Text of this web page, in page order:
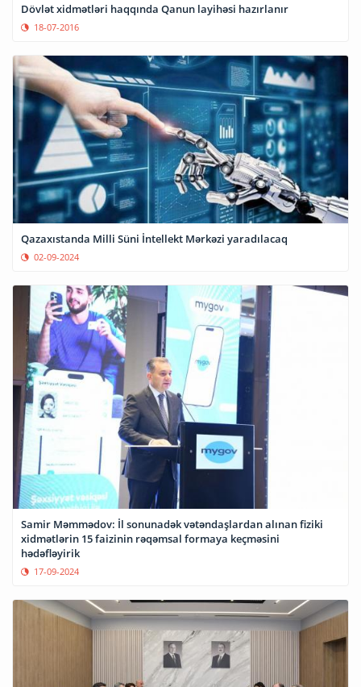
Dövlət xidmətləri haqqında Qanun layihəsi hazırlanır
18-07-2016
Qazaxıstanda Milli Süni İntellekt Mərkəzi yaradılacaq
02-09-2024
Samir Məmmədov: İl sonunadək vətəndaşlardan alınan fiziki
xidmətlərin 15 faizinin rəqəmsal formaya keçməsini
hədəfləyirik
17-09-2024